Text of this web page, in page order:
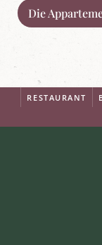
Die
RESTAURANT